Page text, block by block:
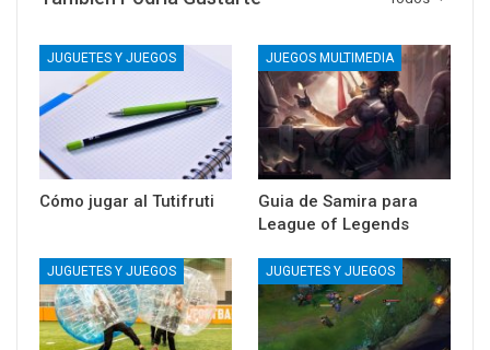
JUGUETES Y JUEGOS
Cómo jugar al Tutifruti
JUEGOS MULTIMEDIA
Guia de Samira para
League of Legends
JUGUETES Y JUEGOS JUGUETES Y JUEGOS